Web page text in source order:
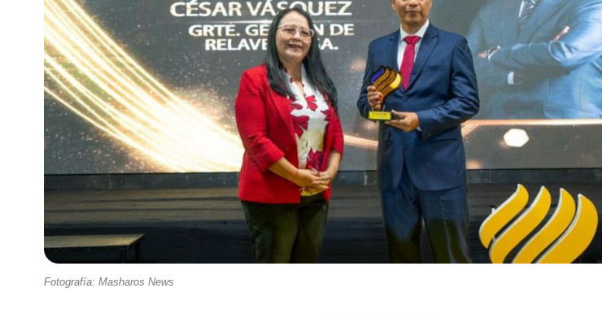
Fotografía: Masharos News